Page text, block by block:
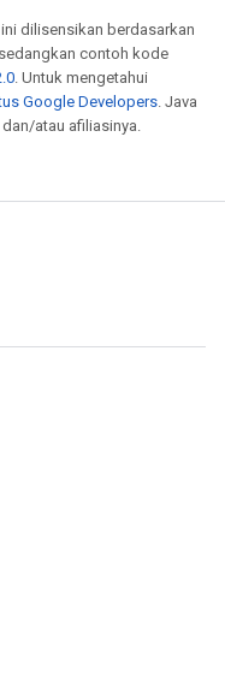
dilisensikan berdasarkan
contoh kode
. Untuk mengetahui
Google Developers. Java
atau afiliasinya.